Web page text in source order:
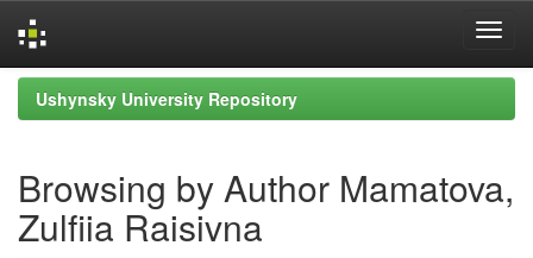
Skip
navigation
Ushynsky University Repository
Browsing by Author Mamatova,
Zulfiia Raisivna